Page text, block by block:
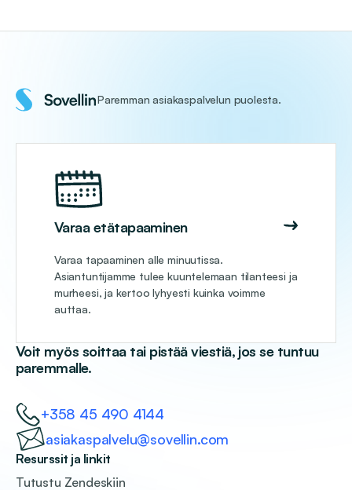
Paremman asiakaspalvelun puolesta.
Varaa etätapaaminen
Varaa tapaaminen alle minuutissa.
Asiantuntijamme tulee kuuntelemaan tilanteesi ja
murheesi, ja kertoo lyhyesti kuinka voimme
auttaa.
Voit myös soittaa tai pistää viestiä, jos se tuntuu
paremmalle.
+358 45 490 4144
asiakaspalvelu@sovellin.com
Resurssit ja linkit
Tutustu Zendeskiin